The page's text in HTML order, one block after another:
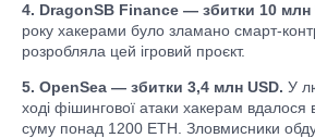
4. DragonSB Finance — збитки 10 млн
року хакерами було зламано смарт-
розробляла цей ігровий проєкт.
5. OpenSea — збитки 3,4 млн USD. У
ході фішингової атаки хакерам вдалося
суму понад 1200 ETH. Зловмисники